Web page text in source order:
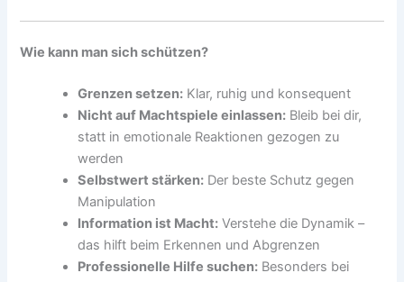
Wie kann man sich schützen?
Grenzen setzen: Klar, ruhig und konsequent
Nicht auf Machtspiele einlassen: Bleib bei dir,
statt in emotionale Reaktionen gezogen zu
werden
Selbstwert stärken: Der beste Schutz gegen
Manipulation
Information ist Macht: Verstehe die Dynamik –
das hilft beim Erkennen und Abgrenzen
Professionelle Hilfe suchen: Besonders bei